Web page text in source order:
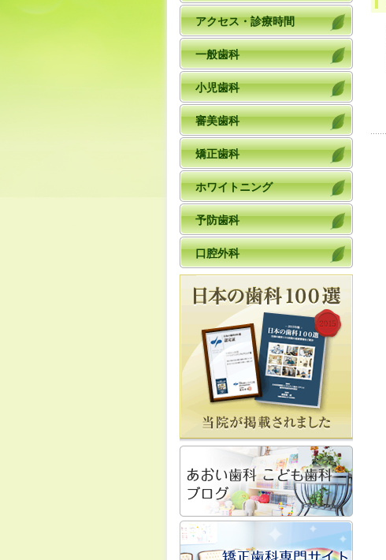
アクセス・診療時間
一般歯科
小児歯科
審美歯科
矯正歯科
ホワイトニング
予防歯科
口腔外科